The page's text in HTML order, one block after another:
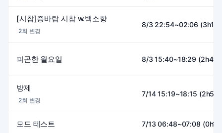
[시참]증바람 시참 w.백소향
2회 변경
8/3 22:54~02:06
피곤한 월요일 8/3 15:40~18:29
방제
2회 변경
7/14 15:19~18:15
모드 테스트 7/13 06:48~07:08